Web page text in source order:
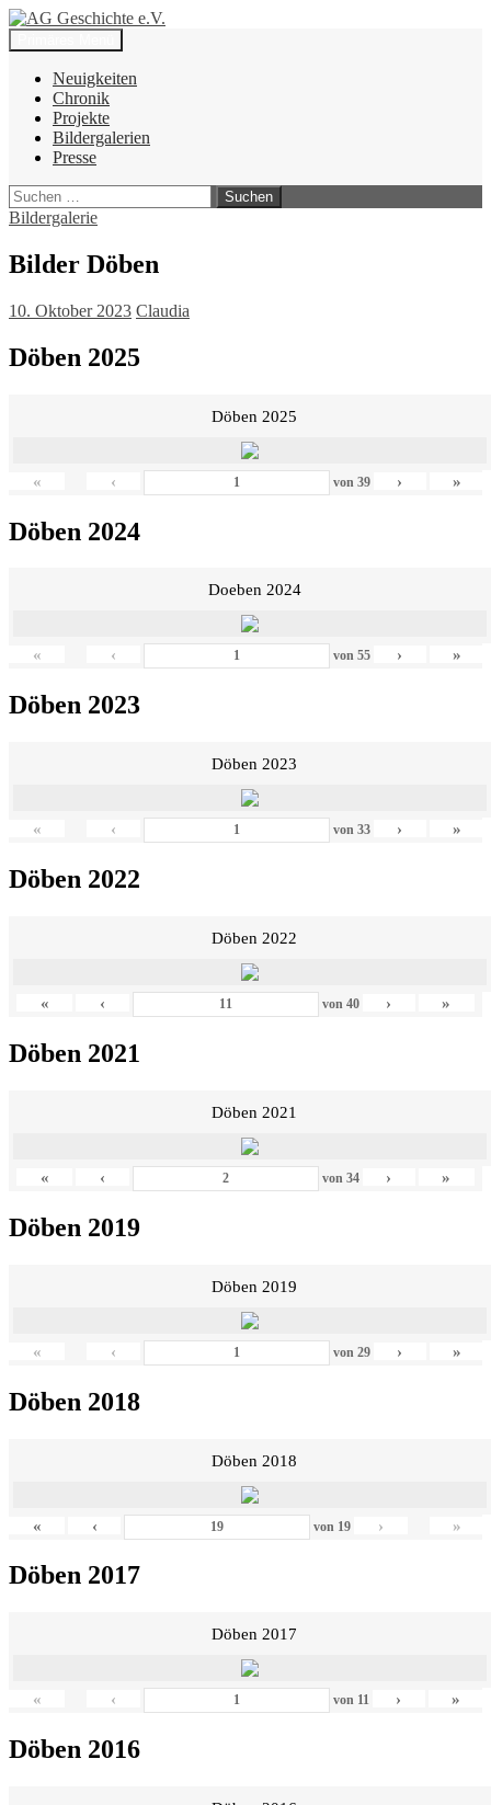
Zum
Inhalt
springen
AG Geschichte e.V.
Suchen
Neuigkeiten
Chronik
Projekte
Bildergalerien
Presse
Suchen
nach:
Bildergalerie
Bilder Döben
10. Oktober 2023 Claudia
Döben 2025
Döben 2025
« ‹ von 39 › »
Döben 2024
Doeben 2024
« ‹ von 55 › »
Döben 2023
Döben 2023
« ‹ von 33 › »
Döben 2022
Döben 2022
« ‹ von 40 › »
Döben 2021
Döben 2021
« ‹ von 34 › »
Döben 2019
Döben 2019
« ‹ von 29 › »
Döben 2018
Döben 2018
« ‹ von 19 › »
Döben 2017
Döben 2017
« ‹ von 11 › »
Döben 2016